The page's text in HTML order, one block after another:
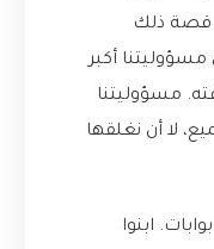
قصة ذلك
أكبر
مسؤوليتنا
لا أن نغلقها
ابنوا